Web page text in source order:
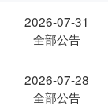
2026-07-31
全部公告
2026-07-28
全部公告